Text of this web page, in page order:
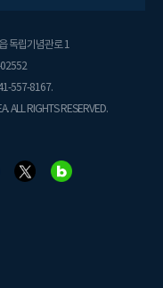
독립기념관로 1
557-8167.
ALL RIGHTS RESERVED.